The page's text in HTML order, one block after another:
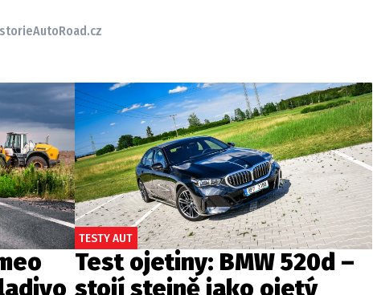
AutoRoad.cz
TESTY AUT
Test ojetiny: BMW 520d –
stojí stejně jako ojetý